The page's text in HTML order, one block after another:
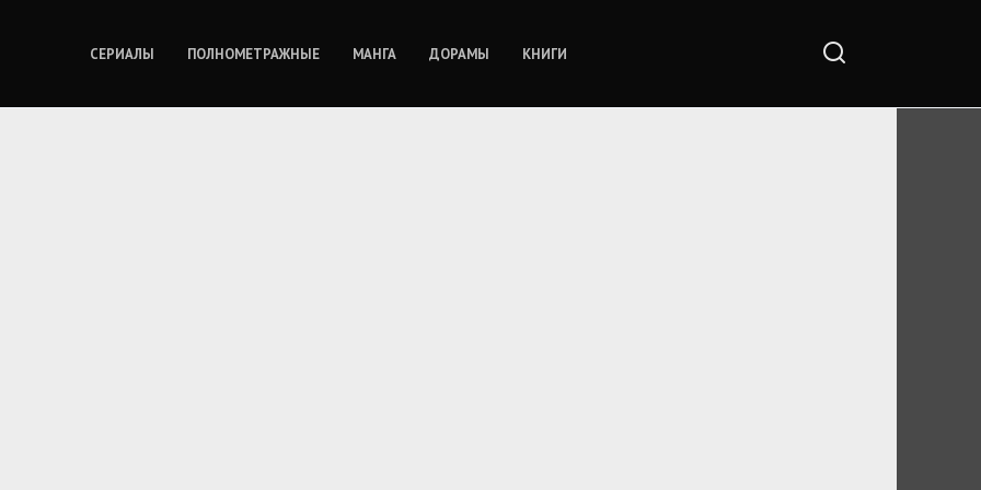
СЕРИАЛЫ ПОЛНОМЕТРАЖНЫЕ МАНГА ДОРАМЫ КНИГИ